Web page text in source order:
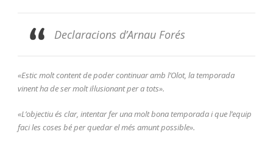
Declaracions d’Arnau Forés
«Estic molt content de poder continuar amb l’Olot, la temporada
vinent ha de ser molt il·lusionant per a tots».
«L’objectiu és clar, intentar fer una molt bona temporada i que l’equip
faci les coses bé per quedar el més amunt possible».